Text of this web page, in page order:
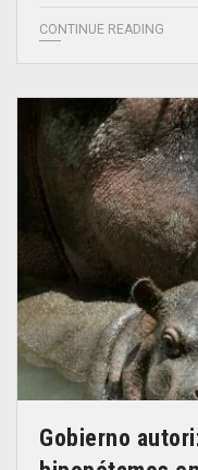
CONTINUE READING
Gobierno